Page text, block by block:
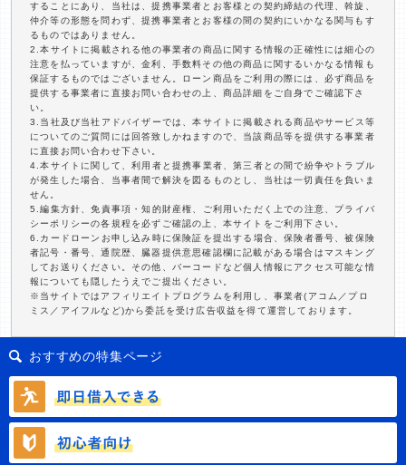
することにあり、当社は、提携事業者とお客様との契約締結の代理、斡旋、
仲介等の形態を問わず、提携事業者とお客様の間の契約にいかなる関与もす
るものではありません。
2.本サイトに掲載される他の事業者の商品に関する情報の正確性には細心の
注意を払っていますが、金利、手数料その他の商品に関するいかなる情報も
保証するものではございません。ローン商品をご利用の際には、必ず商品を
提供する事業者に直接お問い合わせの上、商品詳細をご自身でご確認下さ
い。
3.当社及び当社アドバイザーでは、本サイトに掲載される商品やサービス等
についてのご質問には回答致しかねますので、当該商品等を提供する事業者
に直接お問い合わせ下さい。
4.本サイトに関して、利用者と提携事業者、第三者との間で紛争やトラブル
が発生した場合、当事者間で解決を図るものとし、当社は一切責任を負いま
せん。
5.編集方針、免責事項・知的財産権、ご利用いただく上での注意、プライバ
シーポリシーの各規程を必ずご確認の上、本サイトをご利用下さい。
6.カードローンお申し込み時に保険証を提出する場合、保険者番号、被保険
者記号・番号、通院歴、臓器提供意思確認欄に記載がある場合はマスキング
してお送りください。その他、バーコードなど個人情報にアクセス可能な情
報についても隠したうえでご提出ください。
※当サイトではアフィリエイトプログラムを利用し、事業者(アコム／プロ
ミス／アイフルなど)から委託を受け広告収益を得て運営しております。
おすすめの特集ページ